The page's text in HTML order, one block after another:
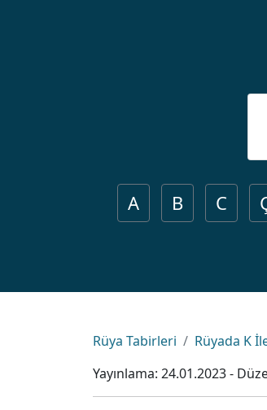
A B C
Rüya Tabirleri Rüyada K
Yayınlama: 24.01.2023-